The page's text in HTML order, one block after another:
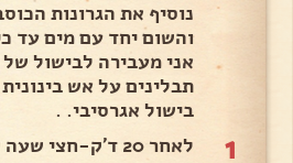
נוסיף את הגרונות
והשום יחד עם מים עד
תבלינים על אש
בישול אגרסיבי. .
1
לאחר 20 ד'ק-חצי